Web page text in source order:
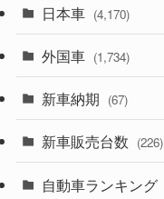
日本車 (4,170)
(1,320)
(329)
(525)
外国車 (1,734)
(242)
新車納期 (67)
(28)
(8)
新車販売台数 (226)
自動車ランキング